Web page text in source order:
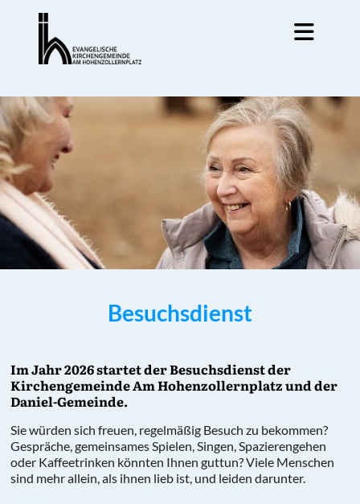
Besuchsdienst
Im Jahr 2026 startet der Besuchsdienst der
Kirchengemeinde Am Hohenzollernplatz und der
Daniel-Gemeinde.
Sie würden sich freuen, regelmäßig Besuch zu bekommen?
Gespräche, gemeinsames Spielen, Singen, Spazierengehen
oder Kaffeetrinken könnten Ihnen guttun? Viele Menschen
sind mehr allein, als ihnen lieb ist, und leiden darunter.